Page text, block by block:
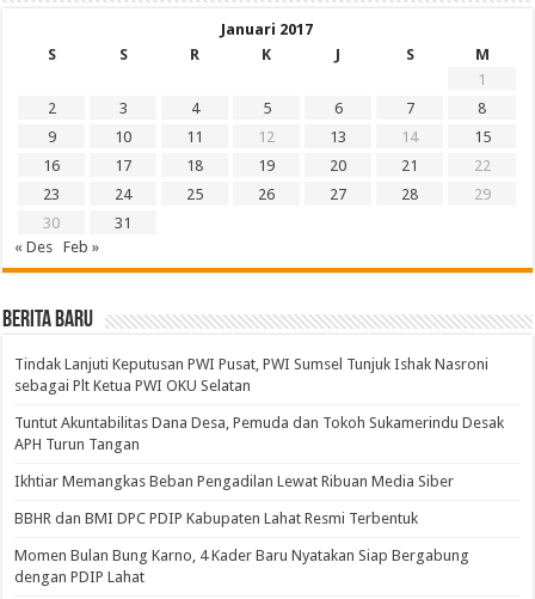
Januari 2017
S
S R K J S
M
1
2
3 4 5 6 7
8
9
10 11 12 13 14
15
16
17 18 19 20 21
22
23
24 25 26 27 28
29
30
31
« Des
Feb »
BERITA BARU
Tindak Lanjuti Keputusan PWI Pusat, PWI Sumsel Tunjuk Ishak Nasroni
sebagai Plt Ketua PWI OKU Selatan
Tuntut Akuntabilitas Dana Desa, Pemuda dan Tokoh Sukamerindu Desak
APH Turun Tangan
Ikhtiar Memangkas Beban Pengadilan Lewat Ribuan Media Siber
BBHR dan BMI DPC PDIP Kabupaten Lahat Resmi Terbentuk
Momen Bulan Bung Karno, 4 Kader Baru Nyatakan Siap Bergabung
dengan PDIP Lahat